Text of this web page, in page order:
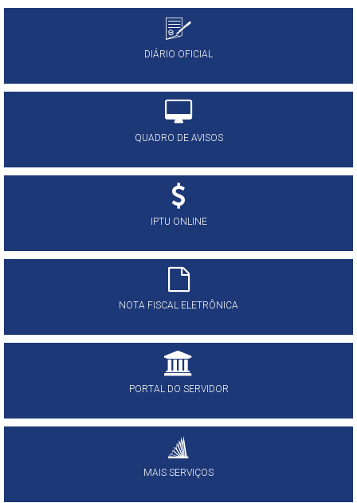
DIÁRIO OFICIAL
QUADRO DE AVISOS
IPTU ONLINE
NOTA FISCAL ELETRÔNICA
PORTAL DO SERVIDOR
MAIS SERVIÇOS